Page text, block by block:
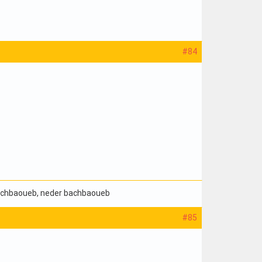
#84
, neder bachbaoueb
#85